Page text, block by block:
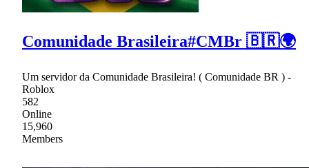
Comunidade Brasileira#CMBr 🇧🇷🌍
Um servidor da Comunidade Brasileira! ( Comunidade BR ) -
Roblox
582
Online
15,960
Members